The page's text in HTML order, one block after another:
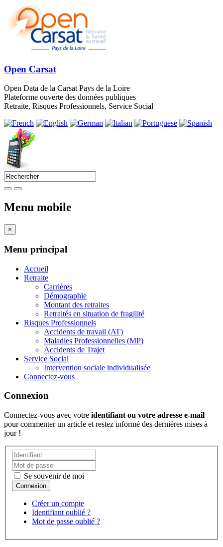
Open Carsat
Open Data de la Carsat Pays de la Loire
Plateforme ouverte des données publiques
Retraite, Risques Professionnels, Service Social
Menu mobile
×
Menu principal
Accueil
Retraite
Carrières
Démographie
Montant des retraites
Retraités en situation de fragilité
Risques Professionnels
Accidents de travail (AT)
Maladies Professionnelles (MP)
Accidents de Trajet
Service Social
Intervention sociale individualisée
Connectez-vous
Connexion
Connectez-vous avec votre identifiant ou votre adresse e-mail
pour commenter un article et restez informé des dernières mises à
jour !
Se souvenir de moi
Créer un compte
Identifiant oublié ?
Mot de passe oublié ?